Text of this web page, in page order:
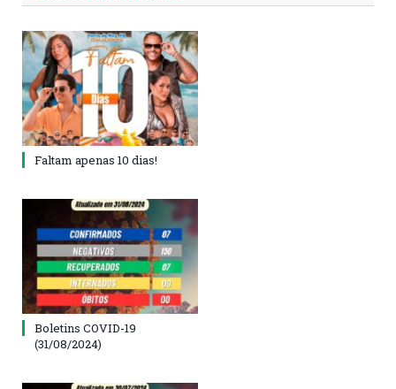
Faltam apenas 10 dias!
Boletins COVID-19
(31/08/2024)